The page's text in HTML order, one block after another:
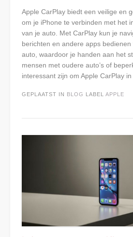
Apple CarPlay biedt een veilige en
om je iPhone te verbinden met het
van je auto. Met CarPlay kun je
berichten en andere apps
auto, waardoor je handen aan het
mensen met oudere auto’s of
interessant zijn om Apple CarPlay in
GEPLAATST IN BLOG LABEL APPLE